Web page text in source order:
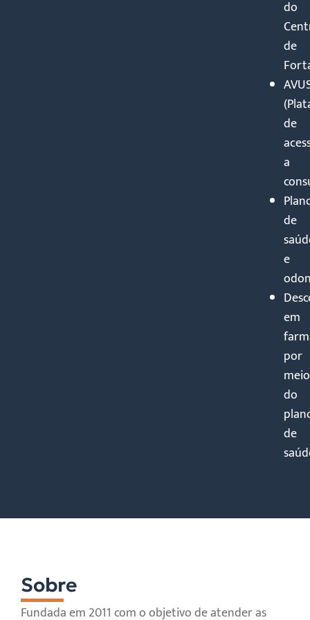
do
de
de
a
de
e
em
por
meio
do
de
Sobre
Fundada em 2011 com o objetivo de atender as